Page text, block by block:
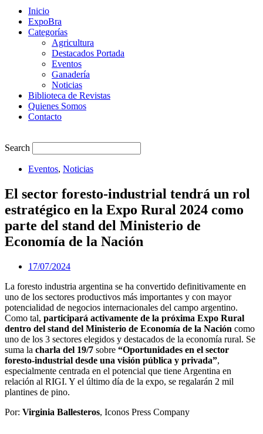
Inicio
ExpoBra
Categorías
Agricultura
Destacados Portada
Eventos
Ganadería
Noticias
Biblioteca de Revistas
Quienes Somos
Contacto
Search
Eventos, Noticias
El sector foresto-industrial tendrá un rol
estratégico en la Expo Rural 2024 como
parte del stand del Ministerio de
Economía de la Nación
17/07/2024
La foresto industria argentina se ha convertido definitivamente en
uno de los sectores productivos más importantes y con mayor
potencialidad de negocios internacionales del campo argentino.
Como tal, participará activamente de la próxima Expo Rural
dentro del stand del Ministerio de Economía de la Nación como
uno de los 3 sectores elegidos y destacados de la economía rural. Se
suma la charla del 19/7 sobre “Oportunidades en el sector
foresto-industrial desde una visión pública y privada”,
especialmente centrada en el potencial que tiene Argentina en
relación al RIGI. Y el último día de la expo, se regalarán 2 mil
plantines de pino.
Por: Virginia Ballesteros, Iconos Press Company